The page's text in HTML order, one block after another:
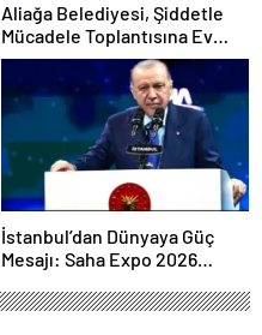
Aliağa Belediyesi, Şiddetle
Mücadele Toplantısına Ev
Sahipliği Yaptı
İstanbul’dan Dünyaya Güç
Mesajı: Saha Expo 2026